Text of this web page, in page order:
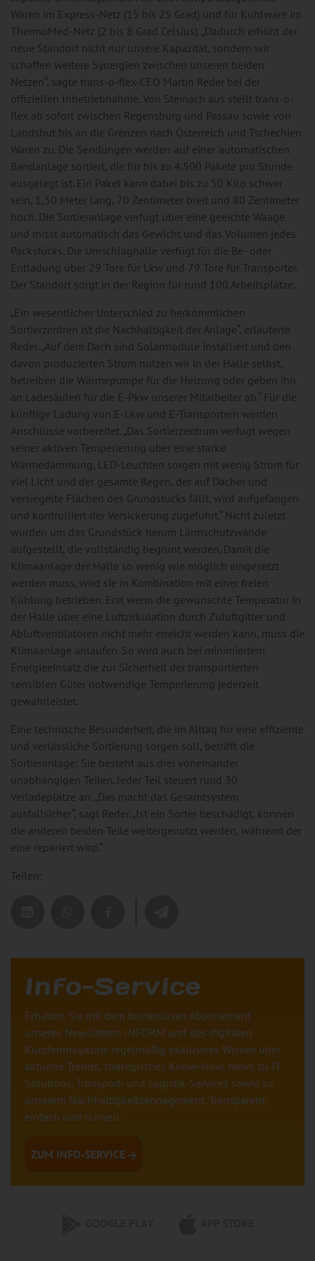
Waren im Express-Netz (15 bis 25 Grad) und für Kühlware im
ThermoMed-Netz (2 bis 8 Grad Celsius). „Dadurch erhöht der
neue Standort nicht nur unsere Kapazität, sondern wir
schaffen weitere Synergien zwischen unseren beiden
Netzen“, sagte trans-o-flex-CEO Martin Reder bei der
offiziellen Inbetriebnahme. Von Steinach aus stellt trans-o-
flex ab sofort zwischen Regensburg und Passau sowie von
Landshut bis an die Grenzen nach Österreich und Tschechien
Waren zu. Die Sendungen werden auf einer automatischen
Bandanlage sortiert, die für bis zu 4.500 Pakete pro Stunde
ausgelegt ist. Ein Paket kann dabei bis zu 50 Kilo schwer
sein, 1,50 Meter lang, 70 Zentimeter breit und 80 Zentimeter
hoch. Die Sortieranlage verfügt über eine geeichte Waage
und misst automatisch das Gewicht und das Volumen jedes
Packstücks. Die Umschlaghalle verfügt für die Be- oder
Entladung über 29 Tore für Lkw und 79 Tore für Transporter.
Der Standort sorgt in der Region für rund 100 Arbeitsplätze.
„Ein wesentlicher Unterschied zu herkömmlichen
Sortierzentren ist die Nachhaltigkeit der Anlage“, erläuterte
Reder. „Auf dem Dach sind Solarmodule installiert und den
davon produzierten Strom nutzen wir in der Halle selbst,
betreiben die Wärmepumpe für die Heizung oder geben ihn
an Ladesäulen für die E-Pkw unserer Mitarbeiter ab.“ Für die
künftige Ladung von E-Lkw und E-Transportern werden
Anschlüsse vorbereitet. „Das Sortierzentrum verfügt wegen
seiner aktiven Temperierung über eine starke
Wärmedämmung, LED-Leuchten sorgen mit wenig Strom für
viel Licht und der gesamte Regen, der auf Dächer und
versiegelte Flächen des Grundstücks fällt, wird aufgefangen
und kontrolliert der Versickerung zugeführt.“ Nicht zuletzt
wurden um das Grundstück herum Lärmschutzwände
aufgestellt, die vollständig begrünt werden. Damit die
Klimaanlage der Halle so wenig wie möglich eingesetzt
werden muss, wird sie in Kombination mit einer freien
Kühlung betrieben. Erst wenn die gewünschte Temperatur in
der Halle über eine Luftzirkulation durch Zuluftgitter und
Abluftventilatoren nicht mehr erreicht werden kann, muss die
Klimaanlage anlaufen. So wird auch bei minimiertem
Energieeinsatz die zur Sicherheit der transportierten
sensiblen Güter notwendige Temperierung jederzeit
gewährleistet.
Eine technische Besonderheit, die im Alltag für eine effiziente
und verlässliche Sortierung sorgen soll, betrifft die
Sortieranlage: Sie besteht aus drei voneinander
unabhängigen Teilen. Jeder Teil steuert rund 30
Verladeplätze an. „Das macht das Gesamtsystem
ausfallsicher“, sagt Reder. „Ist ein Sorter beschädigt, können
die anderen beiden Teile weitergenutzt werden, während der
eine repariert wird.“
Teilen:
Info-Service
Erhalten Sie mit dem kostenlosen Abonnement
unseres Newsletters INFORM und des digitalen
Kundenmagazins regelmäßig exklusives Wissen über
aktuelle Trends, strategisches Know-How, News zu IT-
Solutions, Transport- und Logistik-Services sowie zu
unserem Nachhaltigkeitsengagement. Transparent,
einfach und schnell.
ZUM INFO-SERVICE